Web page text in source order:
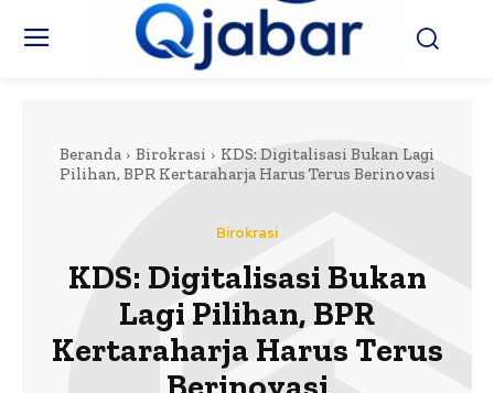
Beranda Birokrasi
KDS: Digitalisasi Bukan Lagi
Pilihan, BPR Kertaraharja Harus Terus Berinovasi
Birokrasi
KDS: Digitalisasi Bukan
Lagi Pilihan, BPR
Kertaraharja Harus Terus